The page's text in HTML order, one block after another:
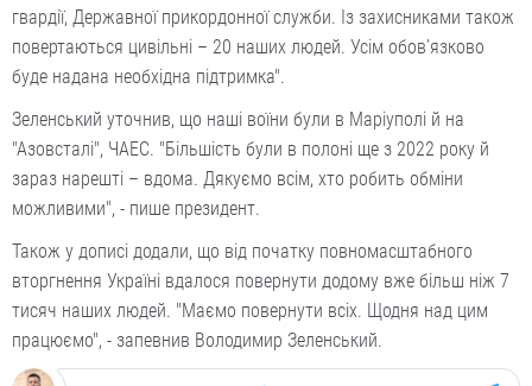
гвардії, Державної прикордонної служби. Із захисниками також
повертаються цивільні – 20 наших людей. Усім обов’язково
буде надана необхідна підтримка".
Зеленський уточнив, що наші воїни були в Маріуполі й на
"Азовсталі", ЧАЕС. "Більшість були в полоні ще з 2022 року й
зараз нарешті – вдома. Дякуємо всім, хто робить обміни
можливими", - пише президент.
Також у дописі додали, що від початку повномасштабного
вторгнення Україні вдалося повернути додому вже більш ніж 7
тисяч наших людей. "Маємо повернути всіх. Щодня над цим
працюємо", - запевнив Володимир Зеленський.